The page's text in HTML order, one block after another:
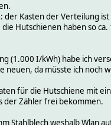
der Kasten der Verteilung
Hutschienen haben so
(1.000 I/kWh) habe ich
neuen, da müsste ich noch
für die Hutschiene mit
der Zähler frei bekommen.
Stahlblech weshalb Wlan